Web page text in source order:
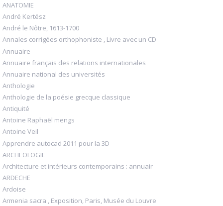
ANATOMIE
André Kertész
André le Nôtre, 1613-1700
Annales corrigées orthophoniste , Livre avec un CD
Annuaire
Annuaire français des relations internationales
Annuaire national des universités
Anthologie
Anthologie de la poésie grecque classique
Antiquité
Antoine Raphaël mengs
Antoine Veil
Apprendre autocad 2011 pour la 3D
ARCHEOLOGIE
Architecture et intérieurs contemporains : annuair
ARDECHE
Ardoise
Armenia sacra , Exposition, Paris, Musée du Louvre